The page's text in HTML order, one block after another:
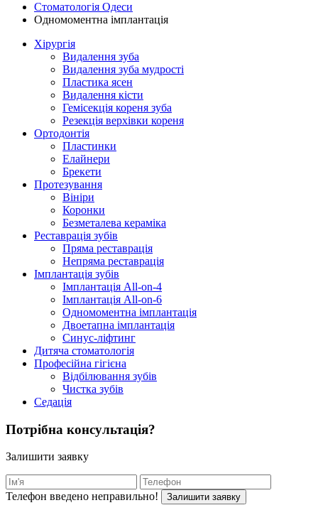
Стоматологія Одеси
Одномоментна імплантація
Хірургія
Видалення зуба
Видалення зуба мудрості
Пластика ясен
Видалення кісти
Гемісекція кореня зуба
Резекція верхівки кореня
Ортодонтія
Пластинки
Елайнери
Брекети
Протезування
Вініри
Коронки
Безметалева кераміка
Реставрація зубів
Пряма реставрація
Непряма реставрація
Імплантація зубів
Імплантація All-on-4
Імплантація All-on-6
Одномоментна імплантація
Двоетапна імплантація
Синус-ліфтинг
Дитяча стоматологія
Професійна гігієна
Відбілювання зубів
Чистка зубів
Седація
Потрібна консультація?
Залишити заявку
Телефон введено неправильно! Залишити заявку